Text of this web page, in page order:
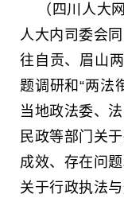
（四川人大
人大内司委会
往自贡、眉山
题调研和“两法
当地政法委、
民政等部门关
成效、存在问
关于行政执法